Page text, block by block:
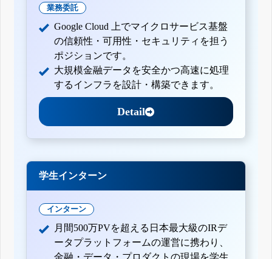
業務委託
Google Cloud 上でマイクロサービス基盤
の信頼性・可用性・セキュリティを担う
ポジションです。
大規模金融データを安全かつ高速に処理
するインフラを設計・構築できます。
Detail
学生インターン
インターン
月間500万PVを超える日本最大級のIRデ
ータプラットフォームの運営に携わり、